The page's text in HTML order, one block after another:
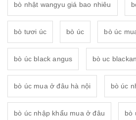
bò nhật wangyu giá bao nhiêu
bò tươi úc bò úc bò úc
bò úc black angus bò uc
bò úc mua ở đâu hà nội bò úc
bò úc nhập khẩu mua ở đâu bò